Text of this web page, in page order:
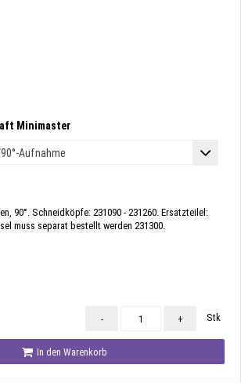
Minimaster
90°. Schneidköpfe: 231090 - 231260. Ersatzteilel:
muss separat bestellt werden 231300.
- + Stk
In den Warenkorb